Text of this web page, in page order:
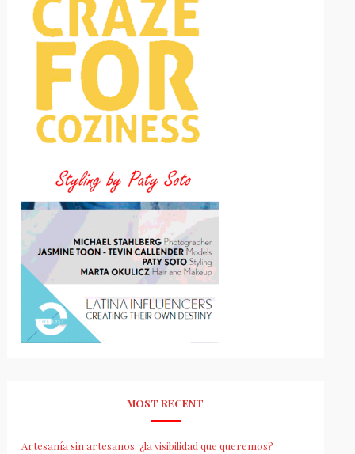
MOST RECENT
Artesanía sin artesanos: ¿la visibilidad que queremos?